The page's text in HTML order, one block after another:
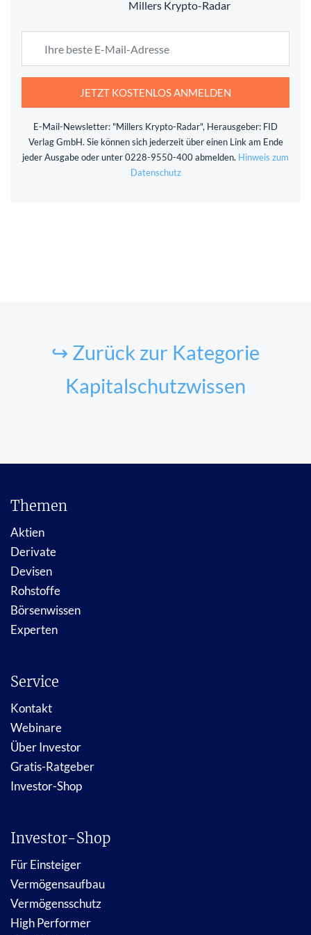
Millers Krypto-Radar
JETZT KOSTENLOS ANMELDEN
E-Mail-Newsletter: "Millers Krypto-Radar", Herausgeber: FID
Verlag GmbH. Sie können sich jederzeit über einen Link am Ende
jeder Ausgabe oder unter 0228-9550-400 abmelden. Hinweis zum
Datenschutz
↪ Zurück zur Kategorie
Kapitalschutzwissen
Themen
Aktien
Derivate
Devisen
Rohstoffe
Börsenwissen
Experten
Service
Kontakt
Webinare
Über Investor
Gratis-Ratgeber
Investor-Shop
Investor-Shop
Für Einsteiger
Vermögensaufbau
Vermögensschutz
High Performer